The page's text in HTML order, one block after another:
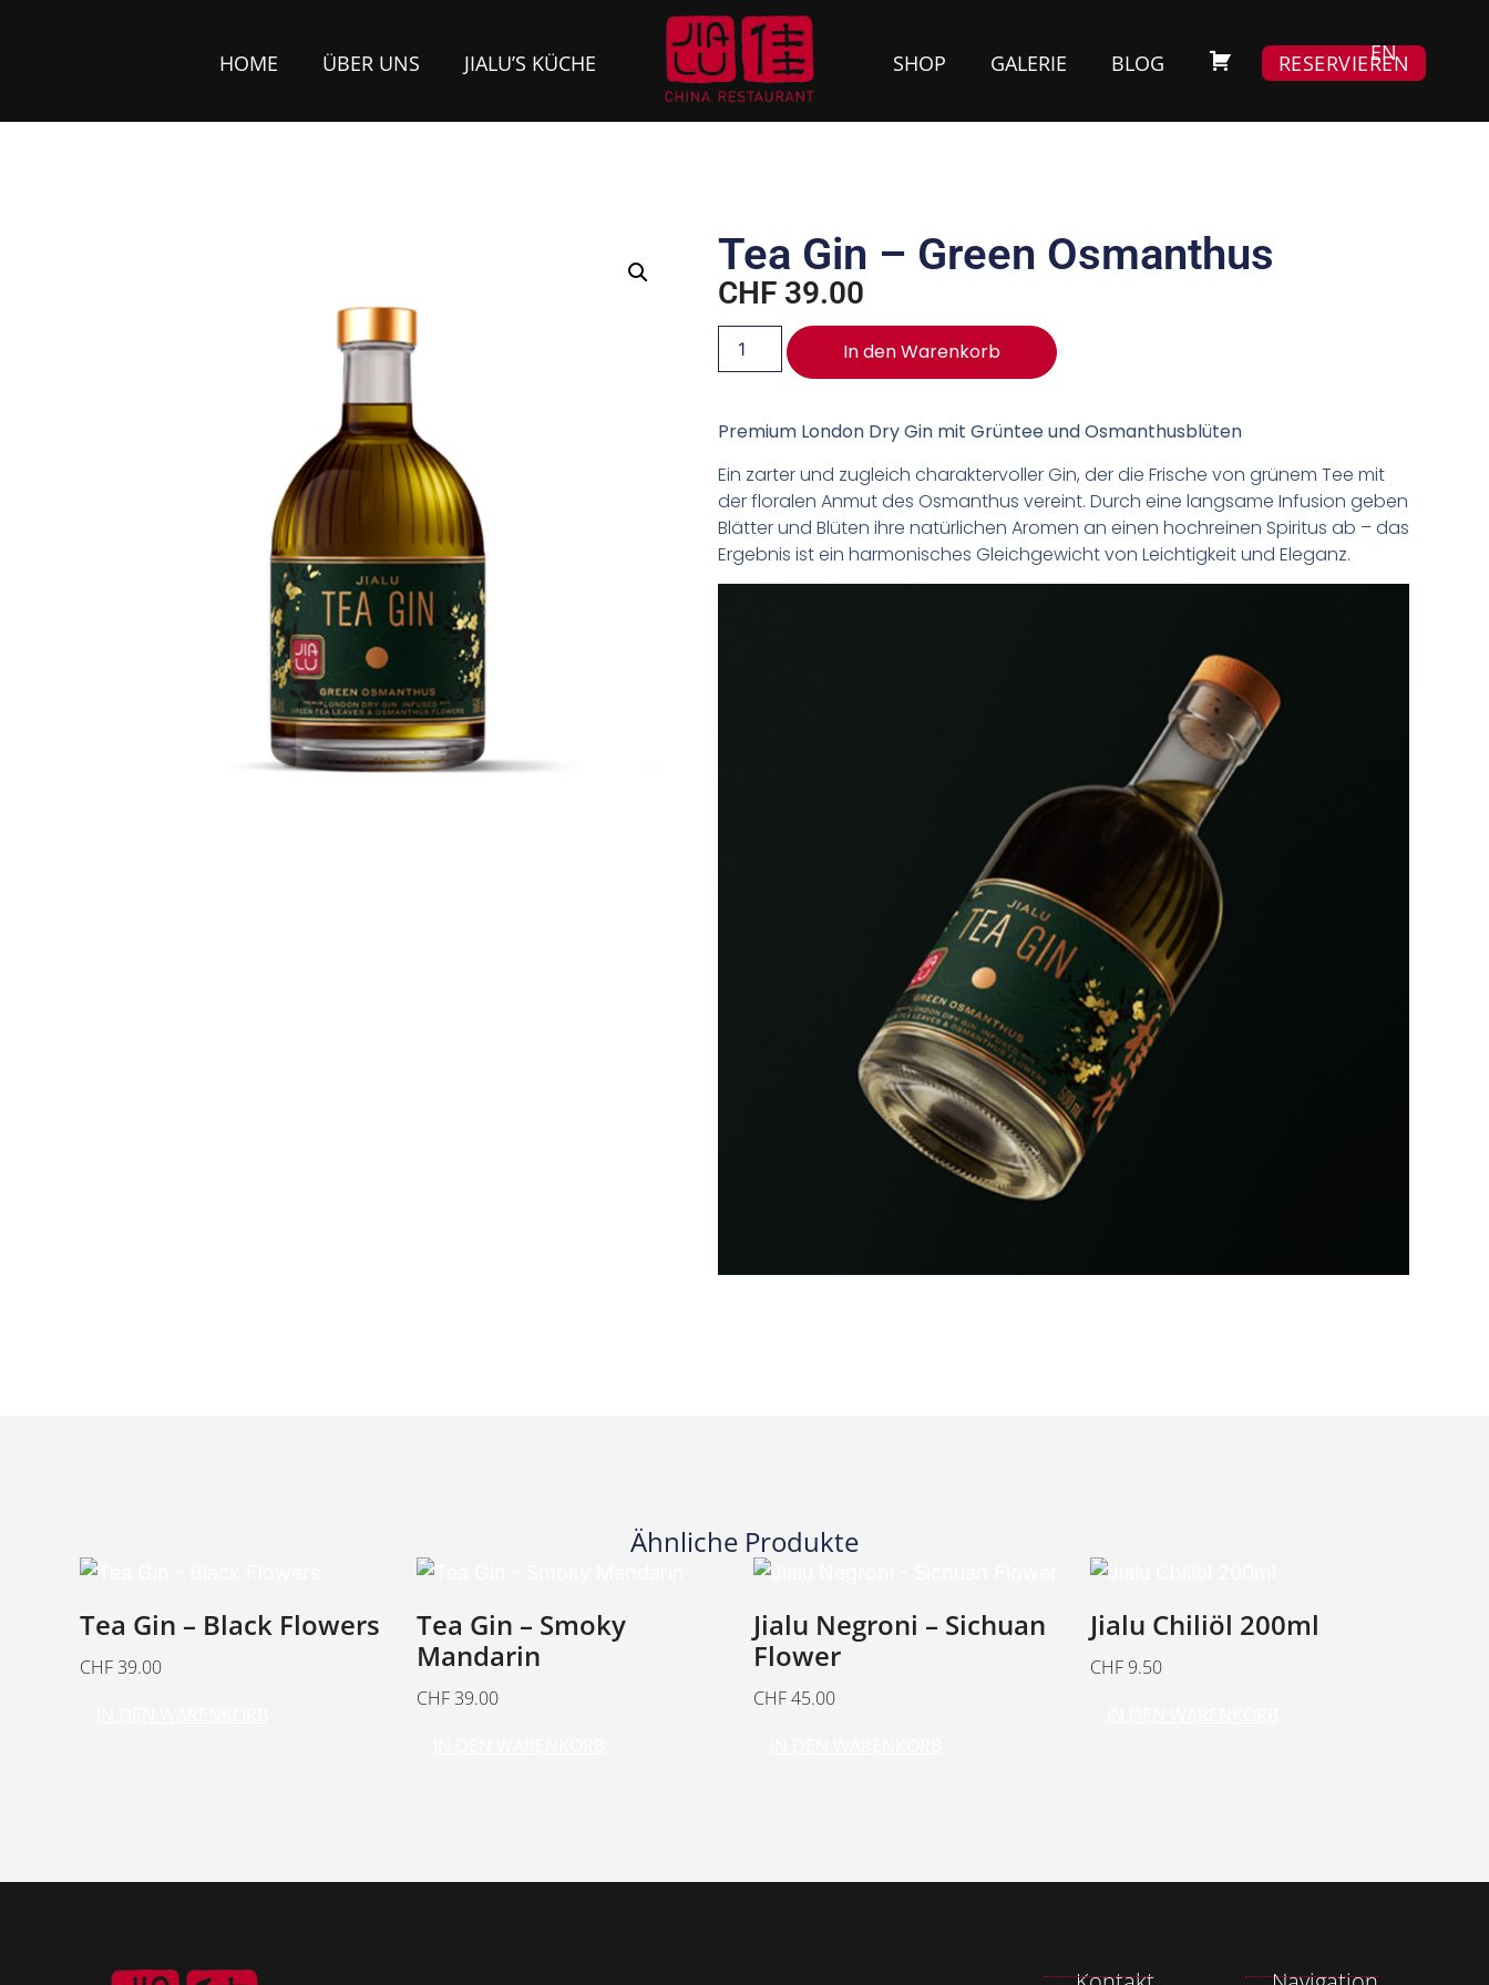
HOME ÜBER UNS JIALU’S KÜCHE SHOP GALERIE BLOG RESERVIEREN
EN
Tea Gin – Green Osmanthus
CHF 39.00
In den Warenkorb
Premium London Dry Gin mit Grüntee und Osmanthusblüten
Ein zarter und zugleich charaktervoller Gin, der die Frische von grünem Tee mit
der floralen Anmut des Osmanthus vereint. Durch eine langsame Infusion geben
Blätter und Blüten ihre natürlichen Aromen an einen hochreinen Spiritus ab – das
Ergebnis ist ein harmonisches Gleichgewicht von Leichtigkeit und Eleganz.
Ähnliche Produkte
Tea Gin – Black Flowers
CHF 39.00
Tea Gin – Smoky
Mandarin
CHF 39.00
Jialu Negroni – Sichuan
Flower
CHF45.00
Jialu Chiliöl 200ml
CHF9.50